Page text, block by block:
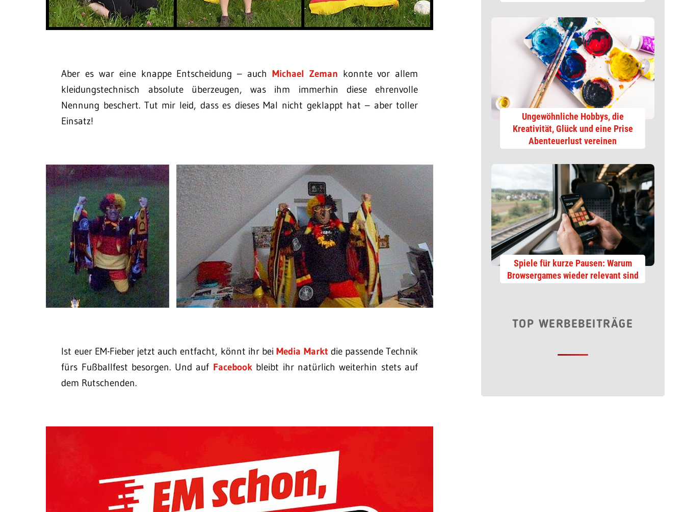
Aber es war eine knappe Entscheidung – auch Michael Zeman konnte vor allem
kleidungstechnisch absolute überzeugen, was ihm immerhin diese ehrenvolle
Nennung beschert. Tut mir leid, dass es dieses Mal nicht geklappt hat – aber toller
Einsatz!
Ist euer EM-Fieber jetzt auch entfacht, könnt ihr beiMedia Markt die passende Technik
fürs Fußballfest besorgen. Und auf Facebookbleibt ihr natürlich weiterhin stets auf
dem Rutschenden.
Ungewöhnliche Hobbys, die
Kreativität, Glück und eine Prise
Abenteuerlust vereinen
Spiele für kurze Pausen: Warum
Browsergames wieder relevant sind
TOP WERBEBEITRÄGE